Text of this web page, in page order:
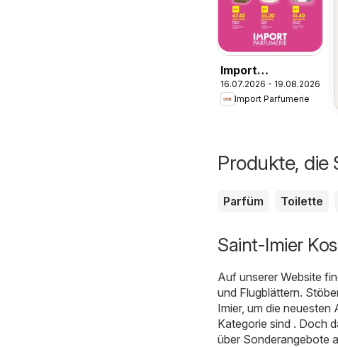
Import
Parfumerie
aktionen
16.07.2026 - 19.08.2026
Import Parfumerie
Produkte, die
Parfüm Toilette
Saint-Imier
Auf unserer Website
und Flugblättern.
Imier, um die
Kategorie sind . Doch
über Sonderangebote